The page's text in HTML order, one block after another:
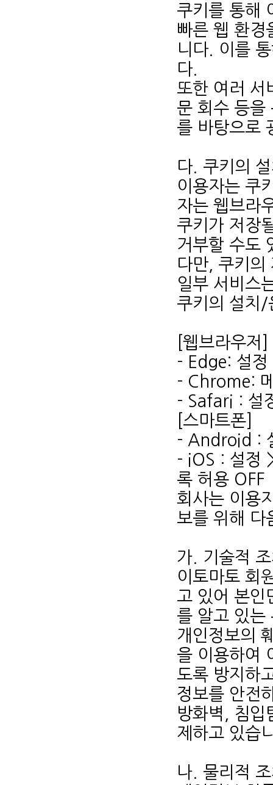
쿠키를 통해
빠른 웹 환경
니다. 이를
다.
또한 여러 서
문 회수 등을
를 바탕으로
다. 쿠키의
이용자는 쿠
자는 웹브라
쿠키가 저장
거부할 수도
다만, 쿠키의
일부 서비스
쿠키의 설치/
[웹브라우저]
- Edge: 설정
- Chrome:
- Safari : 설
[스마트폰]
- Android :
- iOS : 설정
록 허용 OFF
회사는 이용
보를 위해 다
가. 기술적
이토마토 회
고 있어 본인
를 알고 있는
개인정보의
을 이용하여
도록 방지하
정보를 안전
방화벽, 침입
제하고 있습
나. 물리적